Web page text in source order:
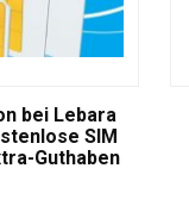
bei Lebara
SIM
Guthaben